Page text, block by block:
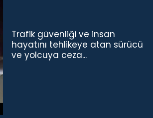
Trafik güvenliği ve insan
hayatını tehlikeye atan sürücü
ve yolcuya ceza...